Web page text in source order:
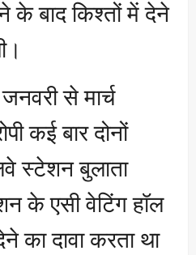
बाद किश्तों में देने
से मार्च
कई बार दोनों
स्टेशन बुलाता
के एसी वेटिंग हॉल
का दावा करता था